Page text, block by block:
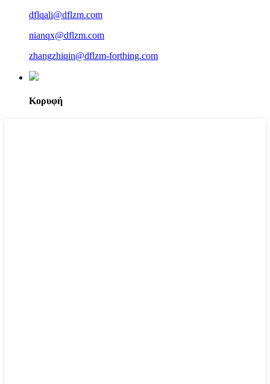
dflqali@dflzm.com
nianqx@dflzm.com
zhangzhiqin@dflzm-forthing.com
Κορυφή